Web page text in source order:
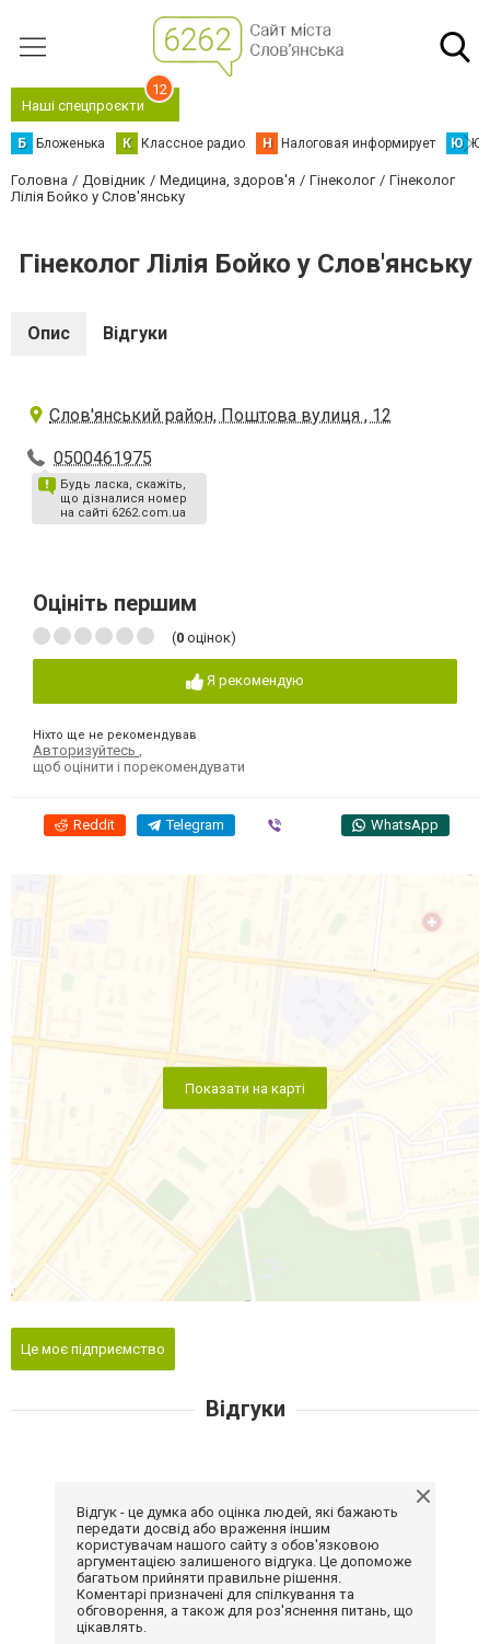
Наші спецпроєкти
12
Б Бложенька К Классное радио Н Налоговая информирует Ю
Головна Довідник Медицина, здоров'я Гінеколог
Гінеколог
Лілія Бойко у Слов'янську
Гінеколог Лілія Бойко у Слов'янську
Опис Відгуки
Слов'янський район, Поштова вулиця , 12
0500461975
Будь ласка, скажіть,
що дізналися номер
на сайті 6262.com.ua
Оцініть першим
(0 оцінок)
Я рекомендую
Ніхто ще не рекомендував
Авторизуйтесь
щоб оцінити і порекомендувати
Reddit Telegram WhatsApp
Показати на карті
Це моє підприємство
Відгуки
Відгук - це думка або оцінка людей, які бажають
передати досвід або враження іншим
користувачам нашого сайту з обов'язковою
аргументацією залишеного відгука. Це допоможе
багатьом прийняти правильне рішення.
Коментарі призначені для спілкування та
обговорення, а також для роз'яснення питань, що
цікавлять.